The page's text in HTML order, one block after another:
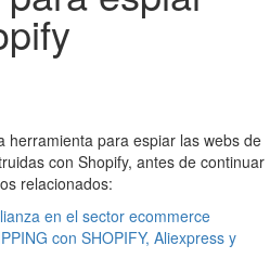
herramienta para espiar las webs de
con Shopify, antes de continuar
relacionados:
en el sector ecommerce
con SHOPIFY, Aliexpress y